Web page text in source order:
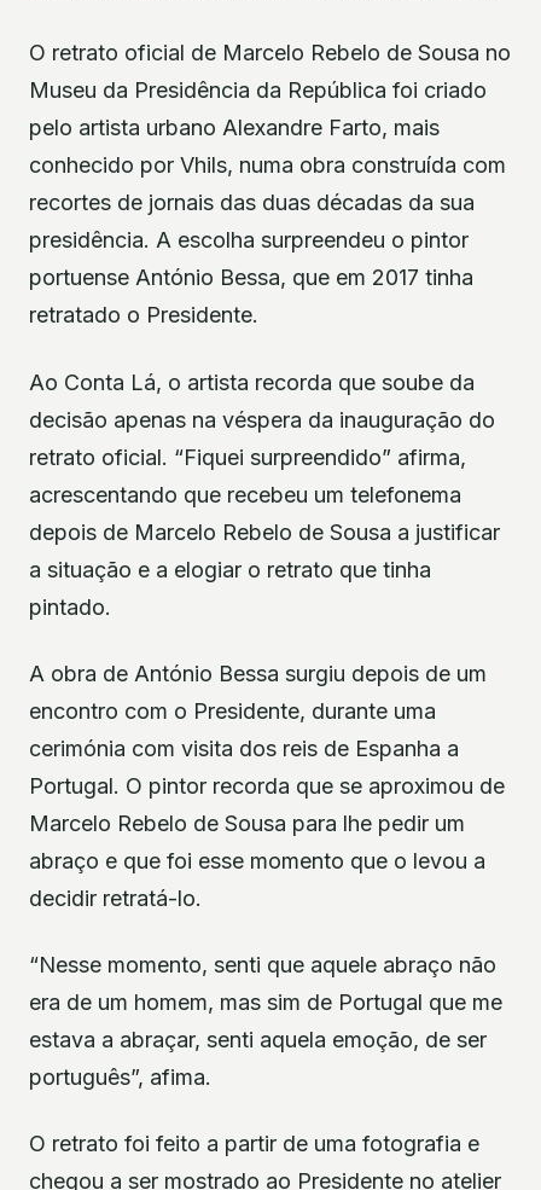
O retrato oficial de Marcelo Rebelo de Sousa no
Museu da Presidência da República foi criado
pelo artista urbano Alexandre Farto, mais
conhecido por Vhils, numa obra construída com
recortes de jornais das duas décadas da sua
presidência. A escolha surpreendeu o pintor
portuense António Bessa, que em 2017 tinha
retratado o Presidente.
Ao Conta Lá, o artista recorda que soube da
decisão apenas na véspera da inauguração do
retrato oficial. “Fiquei surpreendido” afirma,
acrescentando que recebeu um telefonema
depois de Marcelo Rebelo de Sousa a justificar
a situação e a elogiar o retrato que tinha
pintado.
A obra de António Bessa surgiu depois de um
encontro com o Presidente, durante uma
cerimónia com visita dos reis de Espanha a
Portugal. O pintor recorda que se aproximou de
Marcelo Rebelo de Sousa para lhe pedir um
abraço e que foi esse momento que o levou a
decidir retratá-lo.
“Nesse momento, senti que aquele abraço não
era de um homem, mas sim de Portugal que me
estava a abraçar, senti aquela emoção, de ser
português”, afima.
O retrato foi feito a partir de uma fotografia e
chegou a ser mostrado ao Presidente no atelier